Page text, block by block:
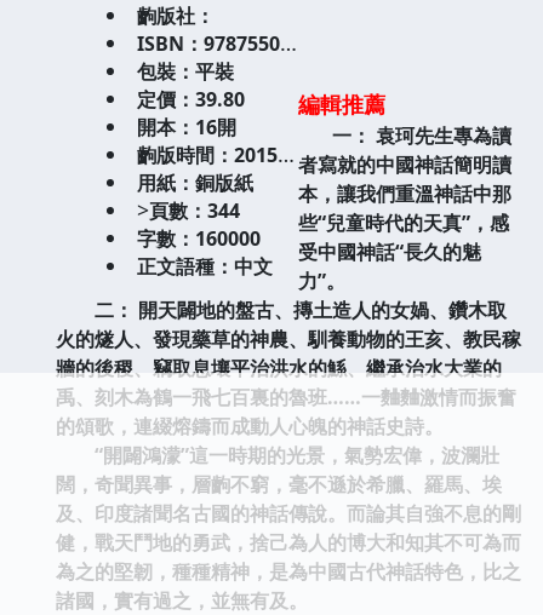
齣版社：
ISBN：9787550243125
包裝：平裝
定價：39.80
開本：16開
齣版時間：2015-02-01
用紙：銅版紙
>頁數：344
字數：160000
正文語種：中文
編輯推薦
一： 袁珂先生專為讀
者寫就的中國神話簡明讀
本，讓我們重溫神話中那
些“兒童時代的天真”，感
受中國神話“長久的魅
力”。
二： 開天闢地的盤古、摶土造人的女媧、鑽木取
火的燧人、發現藥草的神農、馴養動物的王亥、教民稼
牆的後稷、竊取息壤平治洪水的鯀、繼承治水大業的
禹、刻木為鶴一飛七百裏的魯班……一麯麯激情而振奮
的頌歌，連綴熔鑄而成動人心魄的神話史詩。
“開闢鴻濛”這一時期的光景，氣勢宏偉，波瀾壯
闊，奇聞異事，層齣不窮，毫不遜於希臘、羅馬、埃
及、印度諸聞名古國的神話傳說。而論其自強不息的剛
健，戰天鬥地的勇武，捨己為人的博大和知其不可為而
為之的堅韌，種種精神，是為中國古代神話特色，比之
諸國，實有過之，並無有及。